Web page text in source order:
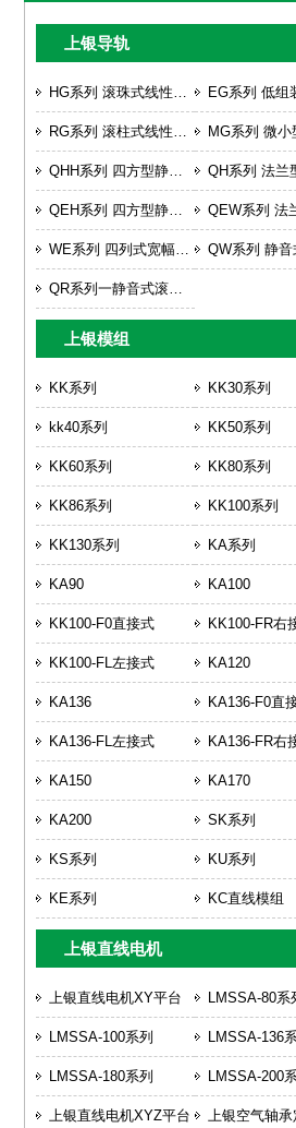
上银导轨
HG系列 滚珠式线性滑轨
RG系列 滚柱式线性滑轨
QHH系列 四方型静音式重负荷型滚珠式线性滑轨
QEH系列 四方型静音式低组装线性滑轨
WE系列 四列式宽幅型线性滑轨
QR系列一静音式滚柱型直线导轨
上银模组
KK系列 KK30系列
kk40系列 KK50系列
KK60系列 KK80系列
KK86系列 KK100系列
KK130系列 KA系列
KA90 KA100
KK100-F0直接式 KK100-FR右
KK100-FL左接式 KA120
KA136 KA136-F0直
KA136-FL左接式 KA136-FR右
KA150 KA170
KA200 SK系列
KS系列 KU系列
KE系列 KC直线模组
上银直线电机
上银直线电机XY平台 LMSSA-80系
LMSSA-100系列 LMSSA-136
LMSSA-180系列 LMSSA-200
上银直线电机XYZ平台 上银空气轴承